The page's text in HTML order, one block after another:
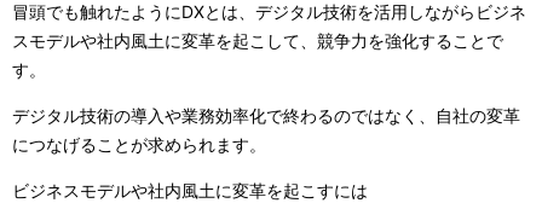
冒頭でも触れたようにDXとは、デジタル技術を活用しながらビジネ
スモデルや社内風土に変革を起こして、競争力を強化することで
す。
デジタル技術の導入や業務効率化で終わるのではなく、自社の変革
につなげることが求められます。
ビジネスモデルや社内風土に変革を起こすには